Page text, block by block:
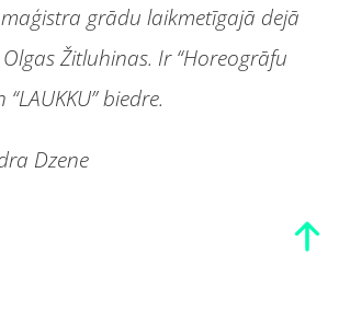
grādu laikmetīgajā dejā
Žitluhinas. Ir “Horeogrāfu
biedre.
Dzene